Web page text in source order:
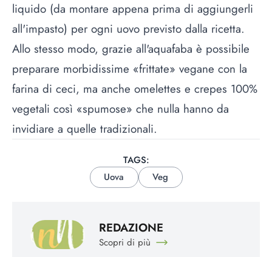
liquido (da montare appena prima di aggiungerli
all'impasto) per ogni uovo previsto dalla ricetta.
Allo stesso modo, grazie all'aquafaba è possibile
preparare morbidissime «frittate» vegane con la
farina di ceci, ma anche omelettes e crepes 100%
vegetali così «spumose» che nulla hanno da
invidiare a quelle tradizionali.
TAGS:
Uova
Veg
REDAZIONE
Scopri di più